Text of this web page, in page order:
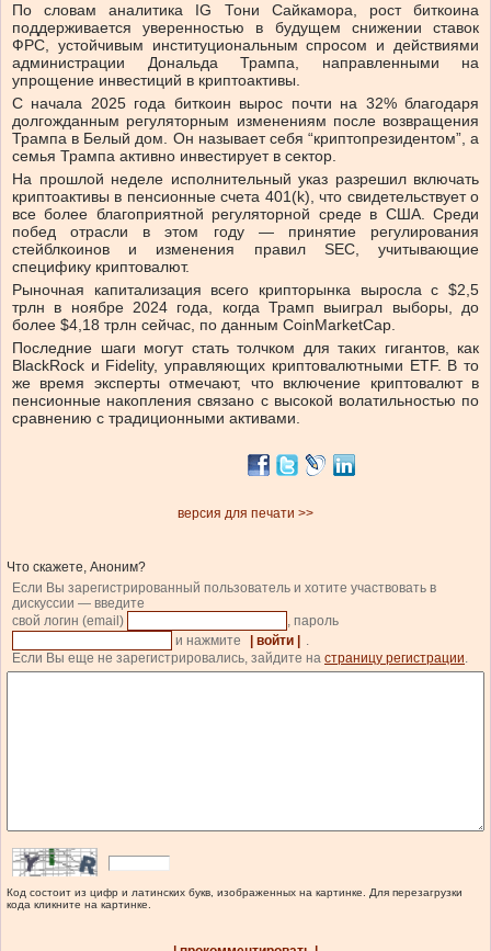
По словам аналитика IG Тони Сайкамора, рост биткоина
поддерживается уверенностью в будущем снижении ставок
ФРС, устойчивым институциональным спросом и действиями
администрации Дональда Трампа, направленными на
упрощение инвестиций в криптоактивы.
С начала 2025 года биткоин вырос почти на 32% благодаря
долгожданным регуляторным изменениям после возвращения
Трампа в Белый дом. Он называет себя “криптопрезидентом”, а
семья Трампа активно инвестирует в сектор.
На прошлой неделе исполнительный указ разрешил включать
криптоактивы в пенсионные счета 401(k), что свидетельствует о
все более благоприятной регуляторной среде в США. Среди
побед отрасли в этом году — принятие регулирования
стейблкоинов и изменения правил SEC, учитывающие
специфику криптовалют.
Рыночная капитализация всего крипторынка выросла с $2,5
трлн в ноябре 2024 года, когда Трамп выиграл выборы, до
более $4,18 трлн сейчас, по данным CoinMarketCap.
Последние шаги могут стать толчком для таких гигантов, как
BlackRock и Fidelity, управляющих криптовалютными ETF. В то
же время эксперты отмечают, что включение криптовалют в
пенсионные накопления связано с высокой волатильностью по
сравнению с традиционными активами.
версия для печати >>
Что скажете, Аноним?
Если Вы зарегистрированный пользователь и хотите участвовать в
дискуссии — введите
свой логин (email)
, пароль
и нажмите
| войти |
.
Если Вы еще не зарегистрировались, зайдите на страницу регистрации.
Код состоит из цифр и латинских букв, изображенных на картинке. Для перезагрузки
кода кликните на картинке.